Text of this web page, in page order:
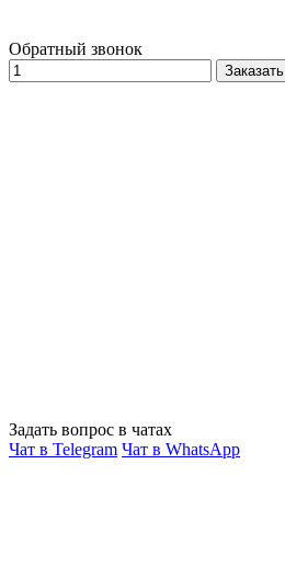
Обратный звонок
Заказать
Задать вопрос в чатах
Чат в Telegram Чат в WhatsApp